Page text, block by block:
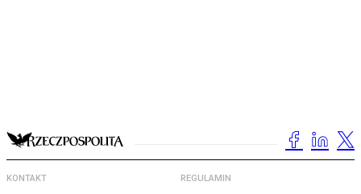
KONTAKT REGULAMIN